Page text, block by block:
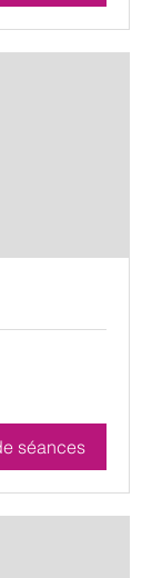
séances